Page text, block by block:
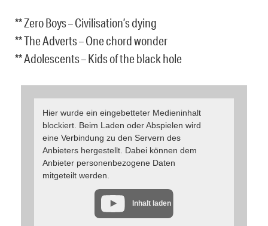
** Zero Boys – Civilisation’s dying
** The Adverts – One chord wonder
** Adolescents – Kids of the black hole
Hier wurde ein eingebetteter Medieninhalt
blockiert. Beim Laden oder Abspielen wird
eine Verbindung zu den Servern des
Anbieters hergestellt. Dabei können dem
Anbieter personenbezogene Daten
mitgeteilt werden.
Inhalt laden